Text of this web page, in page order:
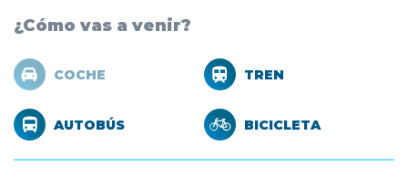
¿Cómo vas a venir?
COCHE TREN
AUTOBÚS BICICLETA